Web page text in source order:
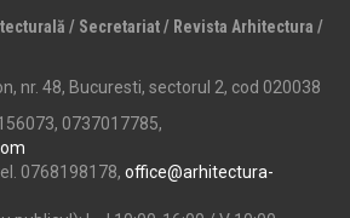
/ Secretariat / Revista Arhitectura /
nr. 48, Bucuresti, sectorul 2, cod 020038
0737017785,
0768198178, office@arhitectura-